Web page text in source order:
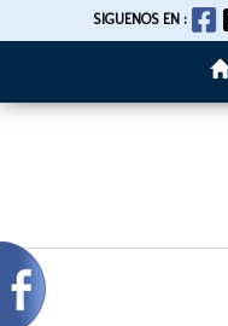
al
SIGUENOS EN :